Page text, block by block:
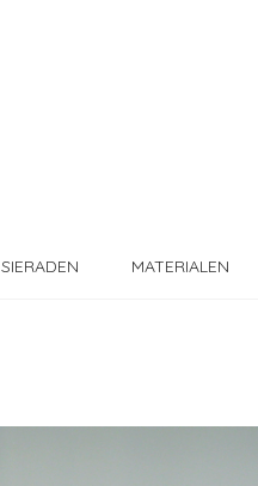
SIERADEN MATERIALEN